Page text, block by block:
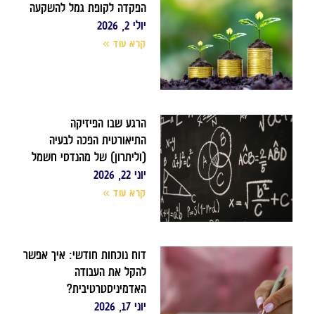
הפקדה לקופת גמל להשקעה
יולי 2, 2026
קרא עוד »
הרגע שבו הפיזיקה
התיאורטית הפכה לבעיה
(וליתרון) של מהנדסי חשמל
יוני 22, 2026
קרא עוד »
דוח נוכחות חודשי: איך אפשר
להקל את העבודה
האדמיניסטרטיבית?
יוני 17, 2026